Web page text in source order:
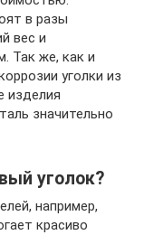
в разы
вес и
Так же, как и
уголки из
изделия
значительно
уголок?
например,
красиво